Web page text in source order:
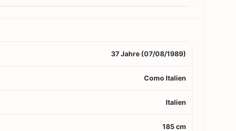
37 Jahre (07/08/1989)
Como Italien
Italien
185 cm